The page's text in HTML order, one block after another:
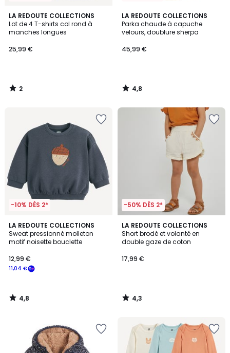
LA REDOUTE COLLECTIONS
Lot de 4 T-shirts col rond à
manches longues
25,99 €
2
/
5
2
/
LA REDOUTE COLLECTIONS
Parka chaude à capuche
velours, doublure sherpa
45,99 €
4,8
/ 5
4,8
/
-10% DÈS 2*
LA REDOUTE COLLECTIONS
Sweat pressionné molleton
motif noisette bouclette
11,04 €
12,99 €
4,8
/ 5
4,8
/
-50% DÈS 2*
LA REDOUTE COLLECTIONS
Short brodé et volanté en
double gaze de coton
17,99 €
4,3
/ 5
4,3
/